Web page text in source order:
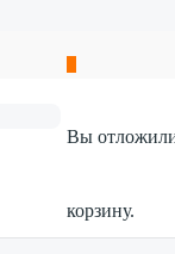
Вы
корзину.